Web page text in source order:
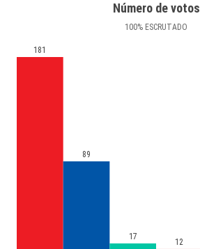
Número de votos
100% ESCRUTADO
181
89
17
12